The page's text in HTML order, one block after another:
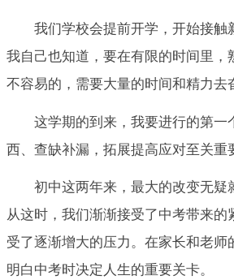
我们学校会提前开学，开始接
我自己也知道，要在有限的时间里，
不容易的，需要大量的时间和精力去
这学期的到来，我要进行的第一
西、查缺补漏，拓展提高应对至关重
初中这两年来，最大的改变无疑
从这时，我们渐渐接受了中考带来的
受了逐渐增大的压力。在家长和老师
明白中考时决定人生的重要关卡。